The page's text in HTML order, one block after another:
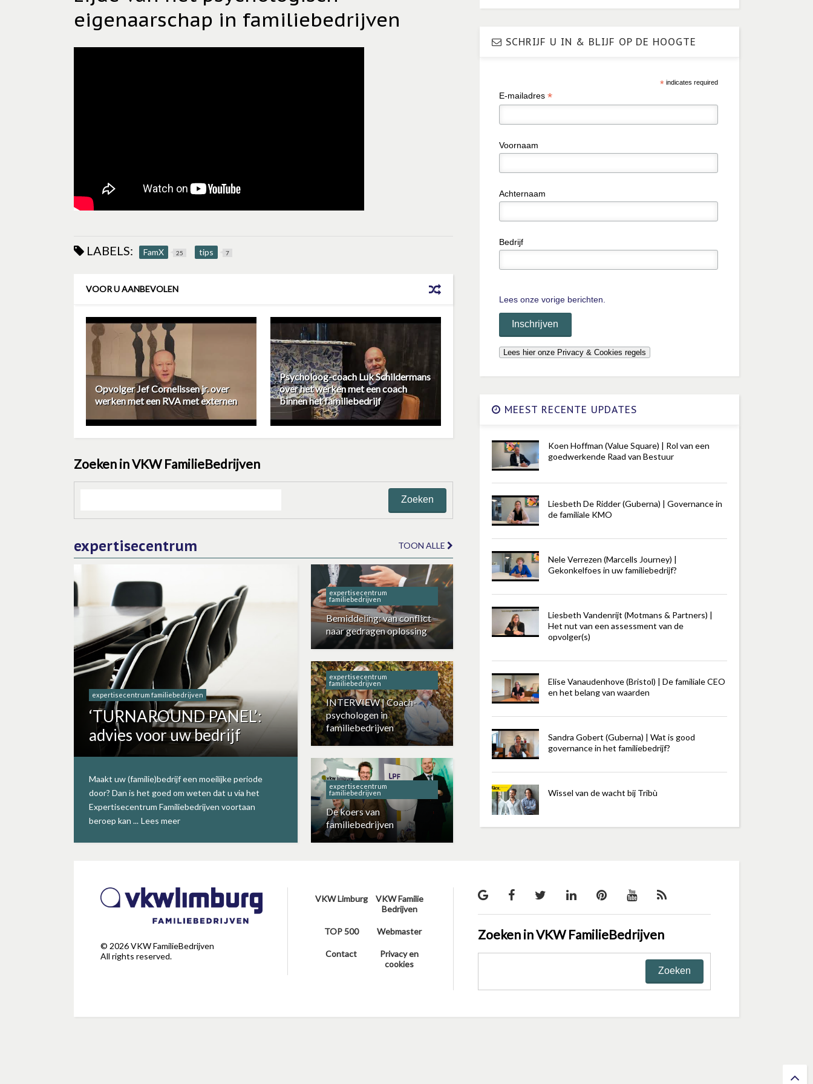
eigenaarschap in familiebedrijven
LABELS: FamX 25 tips 7
VOOR U AANBEVOLEN
Opvolger Jef Cornelissen jr. over
werken met een RVA met externen
Psycholoog-coach Luk Schildermans
over het werken met een coach
binnen het familiebedrijf
Zoeken in VKW FamilieBedrijven
expertisecentrum TOON ALLE
expertisecentrum familiebedrijven
‘TURNAROUND PANEL’:
advies voor uw bedrijf
Maakt uw (familie)bedrijf een moeilijke periode
door? Dan is het goed om weten dat u via het
Expertisecentrum Familiebedrijven voortaan
beroep kan ... Lees meer
expertisecentrum
familiebedrijven
Bemiddeling: van conflict
naar gedragen oplossing
expertisecentrum
familiebedrijven
INTERVIEW | Coach-
psychologen in
familiebedrijven
expertisecentrum
familiebedrijven
De koers van
familiebedrijven
SCHRIJF U IN & BLIJF OP DE HOOGTE
*indicates required
E-mailadres *
Voornaam
Achternaam
Bedrijf
Lees onze vorige berichten.
MEEST RECENTE UPDATES
Koen Hoffman (Value Square) | Rol van een
goedwerkende Raad van Bestuur
Liesbeth De Ridder (Guberna) | Governance in
de familiale KMO
Nele Verrezen (Marcells Journey) |
Gekonkelfoes in uw familiebedrijf?
Liesbeth Vandenrijt (Motmans & Partners) |
Het nut van een assessment van de
opvolger(s)
Elise Vanaudenhove (Bristol) | De familiale CEO
en het belang van waarden
Sandra Gobert (Guberna) | Wat is good
governance in het familiebedrijf?
Wissel van de wacht bij Tribù
© 2026VKW FamilieBedrijven
All rights reserved.
VKW Limburg
VKW Familie
Bedrijven
TOP 500 Webmaster
Contact
Privacy en
cookies
Zoeken in VKW FamilieBedrijven